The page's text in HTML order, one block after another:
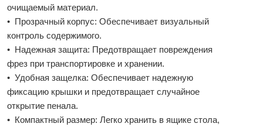
очищаемый материал.
• Прозрачный корпус: Обеспечивает визуальный
контроль содержимого.
• Надежная защита: Предотвращает повреждения
фрез при транспортировке и хранении.
• Удобная защелка: Обеспечивает надежную
фиксацию крышки и предотвращает случайное
открытие пенала.
• Компактный размер: Легко хранить в ящике стола,